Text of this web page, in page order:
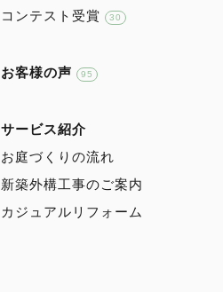
コンテスト受賞 30
お客様の声 95
サービス紹介
お庭づくりの流れ
新築外構工事のご案内
カジュアルリフォーム